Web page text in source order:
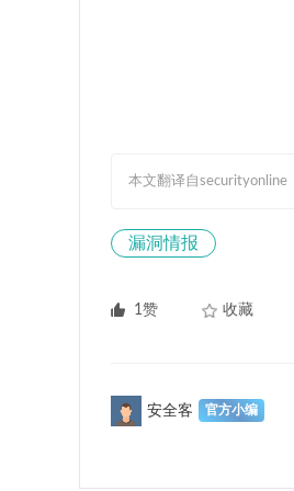
本文翻译自securityonline
漏洞情报
1赞 收藏
安全客